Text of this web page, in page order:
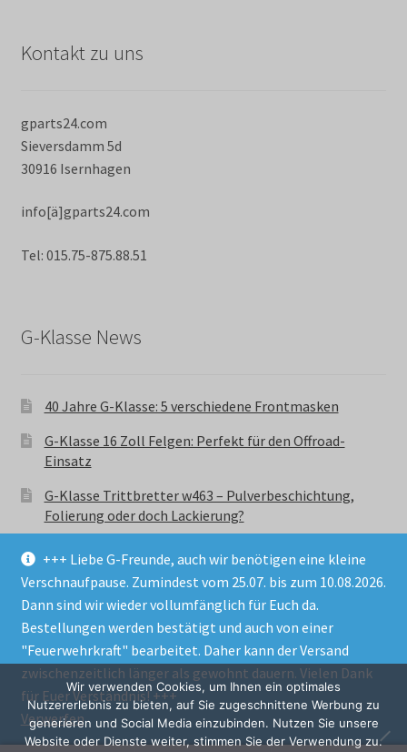
+++ Liebe G-Freunde, auch wir benötigen eine kleine
Verschnaufpause. Zumindest vom 25.07. bis zum 10.08.2026.
Dann sind wir wieder vollumfänglich für Euch da.
Bestellungen werden bestätigt und auch von einer
"Feuerwehrkraft" bearbeitet. Daher kann der Versand
zwischenzeitlich länger als gewohnt dauern. Vielen Dank
für Euer Verständnis! +++
Verwerfen
Kontakt zu uns
gparts24.com
Sieversdamm 5d
30916 Isernhagen
info[ä]gparts24.com
Tel: 015.75-875.88.51
G-Klasse News
40 Jahre G-Klasse: 5 verschiedene Frontmasken
G-Klasse 16 Zoll Felgen: Perfekt für den Offroad-
Einsatz
G-Klasse Trittbretter w463 – Pulverbeschichtung,
Folierung oder doch Lackierung?
© GParts24 - G-Klasse w463 Trittbretter, Felgen,
Ersatzteile & Zubebehör.
Datenschutzerklärung
Alle Preise inkl. der gesetzlichen MwSt.
Wir verwenden Cookies, um Ihnen ein optimales
Nutzererlebnis zu bieten, auf Sie zugeschnittene Werbung zu
generieren und Social Media einzubinden. Nutzen Sie unsere
Website oder Dienste weiter, stimmen Sie der Verwendung zu.